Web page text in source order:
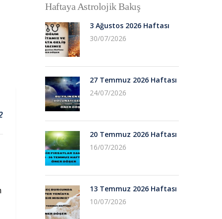
Haftaya Astrolojik Bakış
3 Ağustos 2026 Haftası
30/07/2026
27 Temmuz 2026 Haftası
24/07/2026
20 Temmuz 2026 Haftası
16/07/2026
13 Temmuz 2026 Haftası
10/07/2026